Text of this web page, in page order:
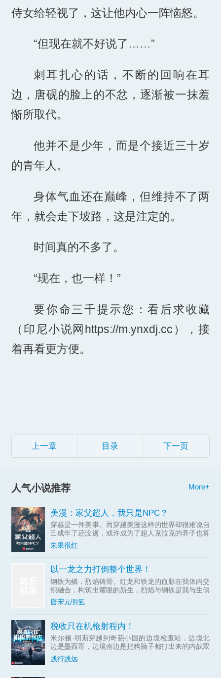
侍女给轻视了，这让他内心一阵恼怒。
“但现在就不好说了……”
刺耳扎心的话，不断的回响在耳
边，唐砚的脸上的不忿，逐渐被一抹羞
惭所取代。
他并不是少年，而是个接近三十岁
的青年人。
身体气血还在巅峰，但维持不了两
年，就会走下坡路，这是注定的。
时间真的不多了。
“现在，也一样！”
要你命三千提示您：看后求收藏
（印尼小说网https://m.ynxdj.cc），接
着再看更方便。
上一章 目录 下一页
人气小说推荐 More+
美漫：家父超人，我只是NPC？
穿越是一件美事。而穿越美漫这样的世界却很难说自
己成年了还没逝，或许成为了超人克拉克的养子也算
有了一...
朱果很红
以一龙之力打倒整个世界！
钢铁为鳞，烈焰铸骨。红龙和铁龙的血脉在我体内交
织融合，构筑出耀眼的新生，烈焰与钢铁是我与生俱
来的天赋...
唐宋元明氢
税收只在机枪射程内！
米尔顿·明斯穿越到奇葩小国的边境检查站，边境北
边是墨西哥，边境南边是把狗脑子都打出来的内战双
方。
践行践远